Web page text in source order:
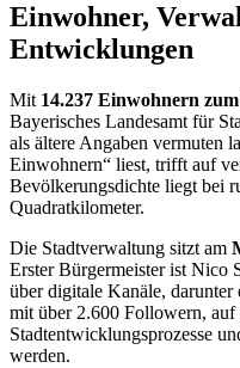
Einwohner,
Entwicklungen
Mit 14.237 Einwohnern
Bayerisches Landesamt für
als ältere Angaben vermuten
Einwohnern“ liest, trifft auf
Bevölkerungsdichte liegt bei
Quadratkilometer.
Die Stadtverwaltung sitzt am
Erster Bürgermeister ist Nico
über digitale Kanäle,
mit über 2.600 Followern, auf
Stadtentwicklungsprozesse
werden.